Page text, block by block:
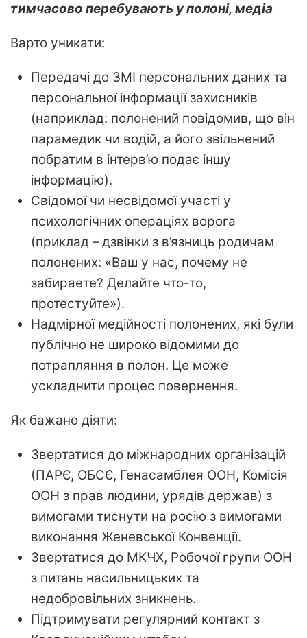
тимчасово перебувають у полоні, медіа
Варто уникати:
Передачі до ЗМІ персональних даних та
персональної інформації захисників
(наприклад: полонений повідомив, що він
парамедик чи водій, а його звільнений
побратим в інтерв’ю подає іншу
інформацію).
Свідомої чи несвідомої участі у
психологічних операціях ворога
(приклад – дзвінки з в’язниць родичам
полонених: «Ваш у нас, почему не
забираете? Делайте что-то,
протестуйте»).
Надмірної медійності полонених, які були
публічно не широко відомими до
потрапляння в полон. Це може
ускладнити процес повернення.
Як бажано діяти:
Звертатися до міжнародних організацій
(ПАРЄ, ОБСЄ, Генасамблея ООН, Комісія
ООН з прав людини, урядів держав) з
вимогами тиснути на росію з вимогами
виконання Женевської Конвенції.
Звертатися до МКЧХ, Робочої групи ООН
з питань насильницьких та
недобровільних зникнень.
Підтримувати регулярний контакт з